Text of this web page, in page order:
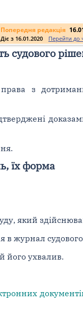
Попередня редакція
Діє з 16.01.2020 Перейти до